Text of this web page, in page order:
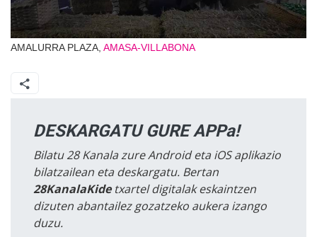
AMALURRA PLAZA, AMASA-VILLABONA
DESKARGATU GURE APPa!
Bilatu 28 Kanala zure Android eta iOS aplikazio
bilatzailean eta deskargatu. Bertan
28KanalaKidetxartel digitalak eskaintzen
dizuten abantailez gozatzeko aukera izango
duzu.